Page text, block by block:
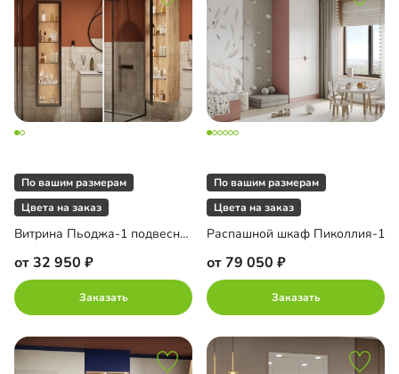
По вашим размерам
Цвета на заказ
Витрина Пьоджа-1 подвесная
от 32 950
Заказать
По вашим размерам
Цвета на заказ
Распашной шкаф Пиколлия-1
от 79 050
Заказать